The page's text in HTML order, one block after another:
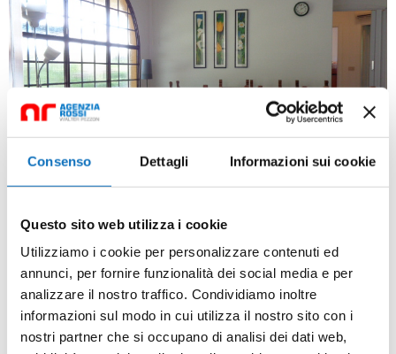
Consenso Dettagli Informazioni sui cookie
Questo sito web utilizza i cookie
Utilizziamo i cookie per personalizzare contenuti ed
annunci, per fornire funzionalità dei social media e per
analizzare il nostro traffico. Condividiamo inoltre
informazioni sul modo in cui utilizza il nostro sito con i
nostri partner che si occupano di analisi dei dati web,